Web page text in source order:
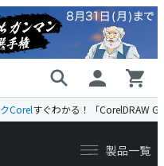
Corelすぐわかる！「CorelDRAW